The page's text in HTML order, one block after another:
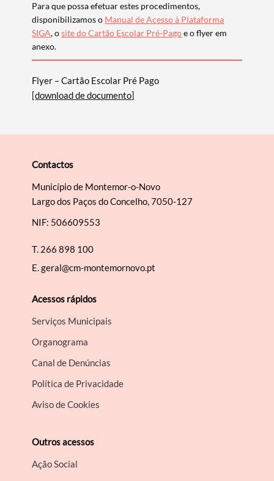
Para que possa efetuar estes procedimentos,
disponibilizamos o Manual de Acesso à Plataforma
SIGA, osite do Cartão Escolar Pré-Pagoeo flyer em
anexo.
Flyer – Cartão Escolar Pré Pago
[download de documento]
Contactos
Município de Montemor-o-Novo
Largo dos Paços do Concelho, 7050-127
NIF: 506609553
T. 266 898 100
E.geral@cm-montemornovo.pt
Acessos rápidos
Serviços Municipais
Organograma
Canal de Denúncias
Política de Privacidade
Aviso de Cookies
Outros acessos
Ação Social